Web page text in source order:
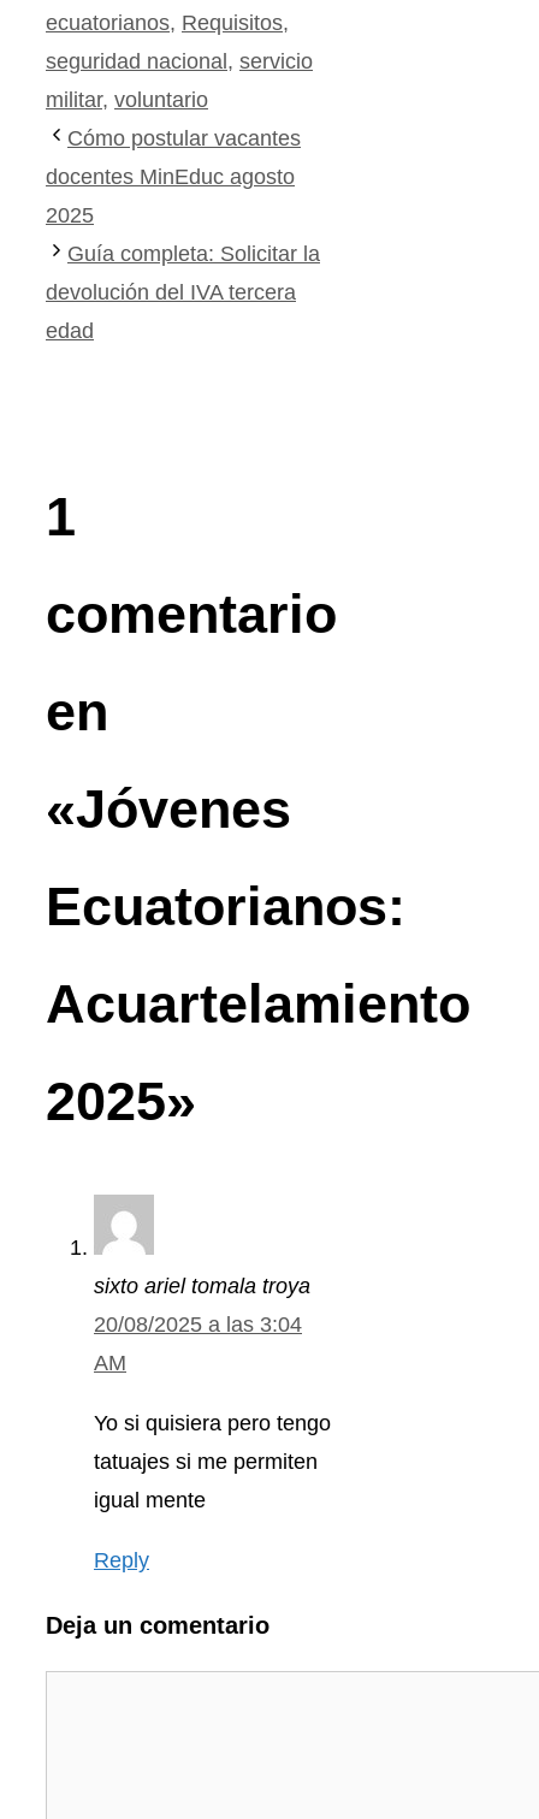
ecuatorianos, Requisitos,
seguridad nacional , servicio
militar, voluntario
Cómo postular vacantes
docentes MinEduc agosto
2025
Guía completa: Solicitar la
devolución del IVA tercera
edad
1
comentario
en
«Jóvenes
Ecuatorianos:
Acuartelamiento
2025»
sixto ariel tomala troya
20/08/2025 a las 3:04
AM
Yo si quisiera pero tengo
tatuajes si me permiten
igual mente
Reply
Deja un comentario